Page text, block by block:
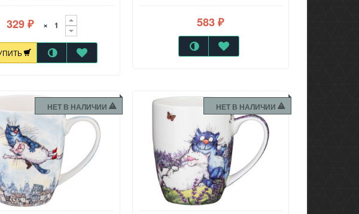
329₽ × 583₽
НЕТ В НАЛИЧИИ НЕТ В НАЛИЧИИ